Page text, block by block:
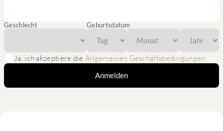
Geschlecht Geburtsdatum
Ja, ich akzeptiere die Allgemeinen Geschäftsbedingungen
Anmelden